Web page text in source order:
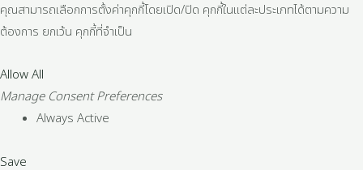
คุณสามารถเลือกการตั้งค่าคุกกี้โดยเปิด/ปิด คุกกี้ในแต่ละประเภทได้ตามความ
ต้องการ ยกเว้น คุกกี้ที่จำเป็น
Allow All
Manage Consent Preferences
Always Active
Save